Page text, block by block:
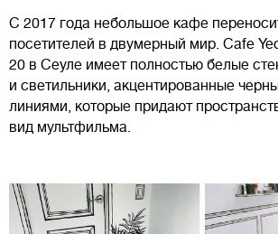
С 2017 года небольшое кафе
посетителей в двумерный мир. Cafe
20 в Сеуле имеет полностью белые
и светильники, акцентированные
линиями, которые придают
вид мультфильма.